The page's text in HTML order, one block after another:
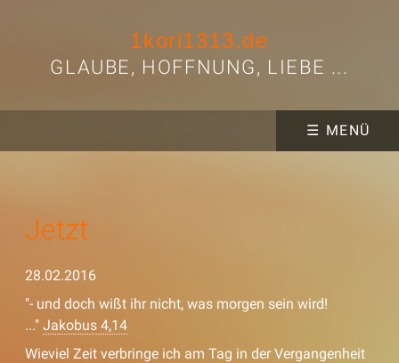
1kori1313.de
GLAUBE, HOFFNUNG, LIEBE ...
☰ MENÜ
Jetzt
28.02.2016
"- und doch wißt ihr nicht, was morgen sein wird!
..."Jakobus 4,14
Wieviel Zeit verbringe ich am Tag in der Vergangenheit